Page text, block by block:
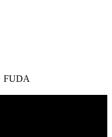
FUDA